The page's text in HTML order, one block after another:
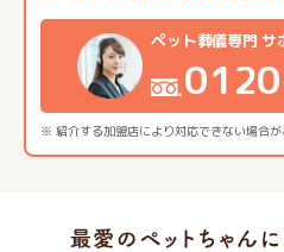
※ 紹介する加盟店により対応できない場合が
ペット葬儀専門 サ